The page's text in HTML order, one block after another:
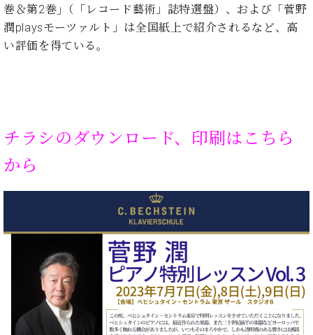
ア
フ
タ
ス
(調
律
介
律
料
金
巻＆第2巻｣（「レコード藝術」誌特選盤）、および「菅野
潤playsモーツァルト」は全国紙上で紹介されるなど、高
い評価を得ている。
チラシのダウンロード、印刷はこちら
から